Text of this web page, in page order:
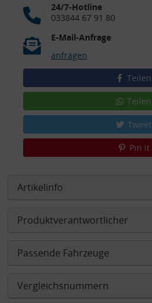
24/7-Hotline
033844 67 91 80
E-Mail-Anfrage
anfragen
Teilen
Teilen
Tweet
Pin it
Artikelinfo
Produktverantwortlicher
Passende Fahrzeuge
Vergleichsnummern